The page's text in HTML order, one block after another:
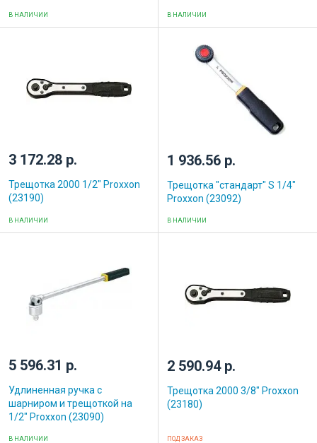
В НАЛИЧИИ В НАЛИЧИИ
3 172.28 р.
Трещотка 2000 1/2" Proxxon
(23190)
В НАЛИЧИИ
1 936.56 р.
Трещотка "стандарт" S 1/4"
Proxxon (23092)
В НАЛИЧИИ
5 596.31 р.
Удлиненная ручка с
шарниром и трещоткой на
1/2" Proxxon (23090)
В НАЛИЧИИ
2 590.94 р.
Трещотка 2000 3/8" Proxxon
(23180)
ПОД ЗАКАЗ